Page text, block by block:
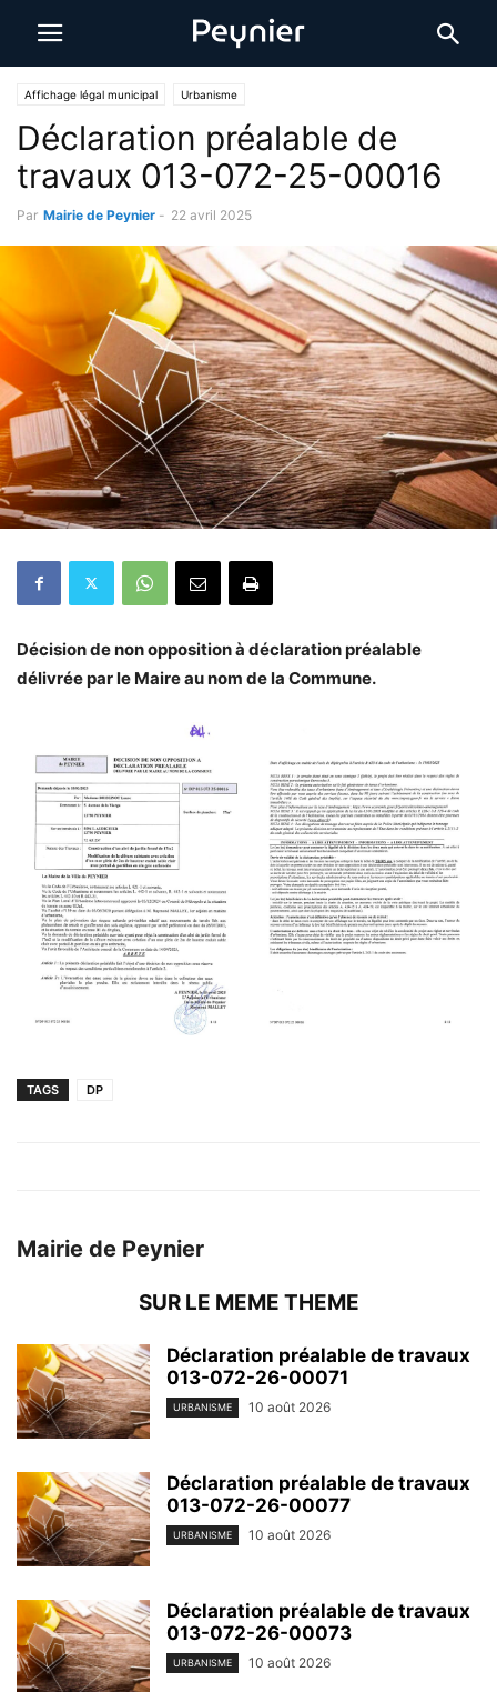
Affichage légal municipal Urbanisme
Déclaration préalable de
travaux 013-072-25-00016
Par Mairie de Peynier - 22 avril 2025
Décision de non opposition à déclaration préalable
délivrée par le Maire au nom de la Commune.
TAGS DP
Mairie de Peynier
SUR LE MEME THEME
Déclaration préalable de travaux
013-072-26-00071
URBANISME 10 août 2026
Déclaration préalable de travaux
013-072-26-00077
URBANISME 10 août 2026
Déclaration préalable de travaux
013-072-26-00073
URBANISME 10 août 2026